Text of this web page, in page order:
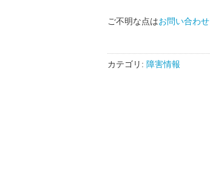
ご不明な点はお問い合わせ
カテゴリ: 障害情報